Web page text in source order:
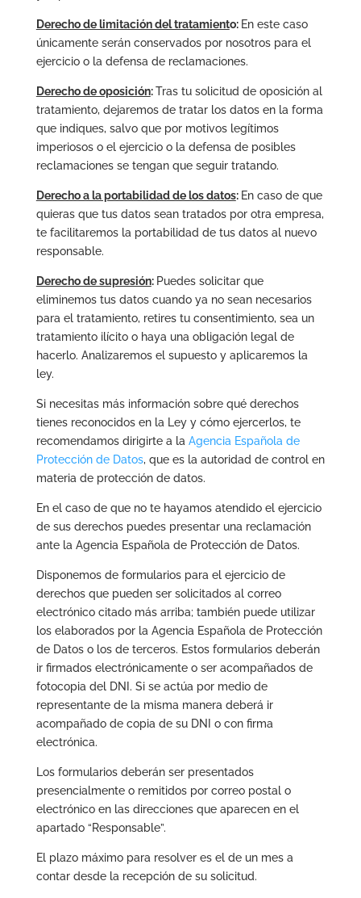
Derecho de limitación del tratamiento: En este caso
únicamente serán conservados por nosotros para el
ejercicio o la defensa de reclamaciones.
Derecho de oposición: Tras tu solicitud de oposición al
tratamiento, dejaremos de tratar los datos en la forma
que indiques, salvo que por motivos legítimos
imperiosos o el ejercicio o la defensa de posibles
reclamaciones se tengan que seguir tratando.
Derecho a la portabilidad de los datos: En caso de que
quieras que tus datos sean tratados por otra empresa,
te facilitaremos la portabilidad de tus datos al nuevo
responsable.
Derecho de supresión: Puedes solicitar que
eliminemos tus datos cuando ya no sean necesarios
para el tratamiento, retires tu consentimiento, sea un
tratamiento ilícito o haya una obligación legal de
hacerlo. Analizaremos el supuesto y aplicaremos la
ley.
Si necesitas más información sobre qué derechos
tienes reconocidos en la Ley y cómo ejercerlos, te
recomendamos dirigirte a la Agencia Española de
Protección de Datos, que es la autoridad de control en
materia de protección de datos.
En el caso de que no te hayamos atendido el ejercicio
de sus derechos puedes presentar una reclamación
ante la Agencia Española de Protección de Datos.
Disponemos de formularios para el ejercicio de
derechos que pueden ser solicitados al correo
electrónico citado más arriba; también puede utilizar
los elaborados por la Agencia Española de Protección
de Datos o los de terceros. Estos formularios deberán
ir firmados electrónicamente o ser acompañados de
fotocopia del DNI. Si se actúa por medio de
representante de la misma manera deberá ir
acompañado de copia de su DNI o con firma
electrónica.
Los formularios deberán ser presentados
presencialmente o remitidos por correo postal o
electrónico en las direcciones que aparecen en el
apartado “Responsable”.
El plazo máximo para resolver es el de un mes a
contar desde la recepción de su solicitud.